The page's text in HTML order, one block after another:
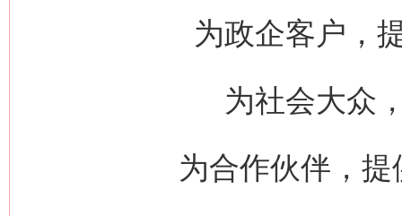
为政企客户，
为社会大众
为合作伙伴，